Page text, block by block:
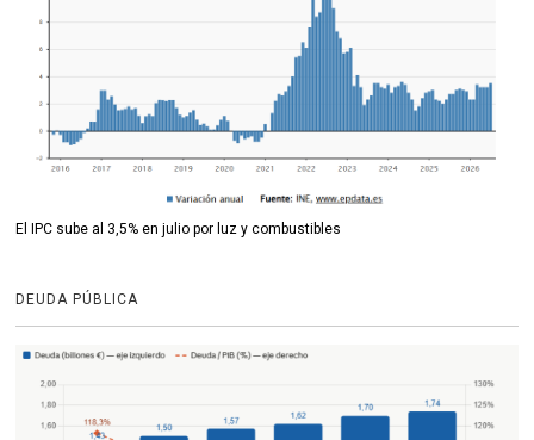
El IPC sube al 3,5% en julio por luz y combustibles
DEUDA PÚBLICA